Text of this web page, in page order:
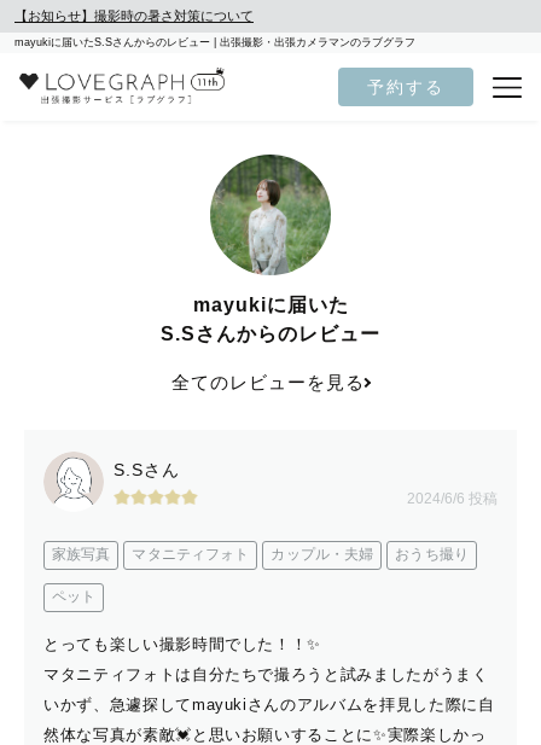
【お知らせ】撮影時の暑さ対策について
mayukiに届いたS.Sさんからのレビュー | 出張撮影・出張カメラマンのラブグラフ
予約する
mayukiに届いた
S.Sさんからのレビュー
全てのレビューを見る
S.Sさん
2024/6/6 投稿
家族写真 マタニティフォト カップル・夫婦 おうち撮り
ペット
とっても楽しい撮影時間でした！！✨
マタニティフォトは自分たちで撮ろうと試みましたがうまく
いかず、急遽探してmayukiさんのアルバムを拝見した際に自
然体な写真が素敵💓と思いお願いすることに✨実際楽しかっ